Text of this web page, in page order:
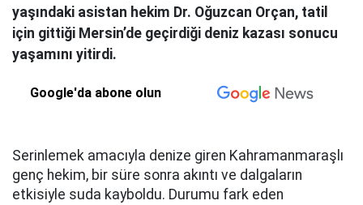
yaşındaki asistan hekim Dr. Oğuzcan Orçan, tatil
için gittiği Mersin’de geçirdiği deniz kazası sonucu
yaşamını yitirdi.
Google'da abone olun
Serinlemek amacıyla denize giren Kahramanmaraşlı
genç hekim, bir süre sonra akıntı ve dalgaların
etkisiyle suda kayboldu. Durumu fark eden